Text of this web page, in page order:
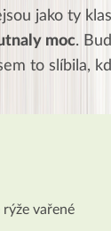
jako ty
moc.
to slíbila,
vařené